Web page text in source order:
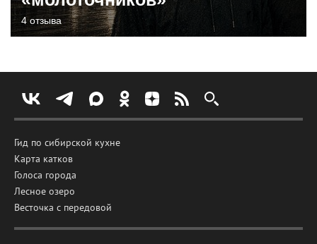
4 отзыва
Гид по сибирской кухне
Карта катков
Голоса города
Лесное озеро
Весточка с передовой